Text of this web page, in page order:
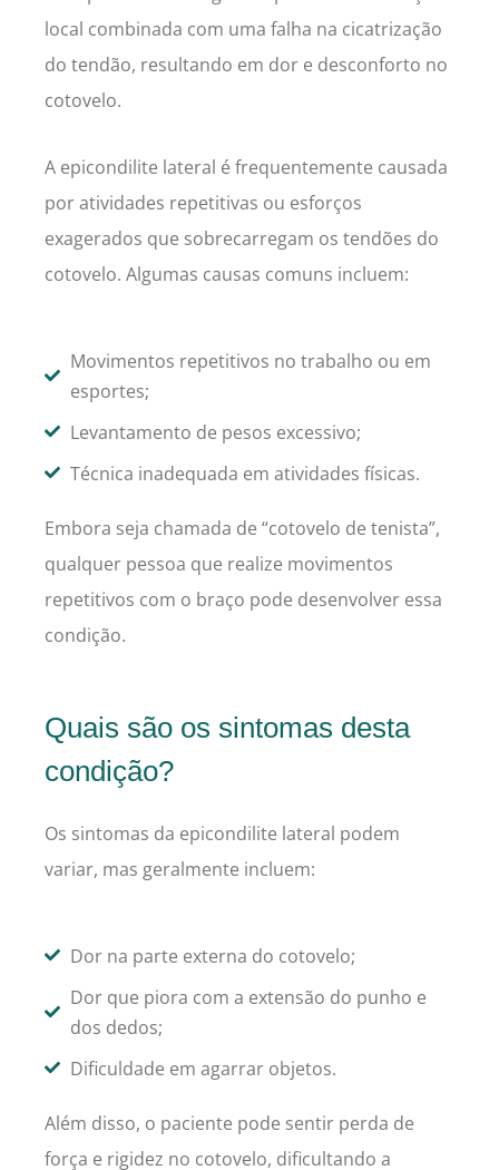
local combinada com uma falha na cicatrização
do tendão, resultando em dor e desconforto no
cotovelo.
A epicondilite lateral é frequentemente causada
por atividades repetitivas ou esforços
exagerados que sobrecarregam os tendões do
cotovelo. Algumas causas comuns incluem:
Movimentos repetitivos no trabalho ou em
esportes;
Levantamento de pesos excessivo;
Técnica inadequada em atividades físicas.
Embora seja chamada de “cotovelo de tenista”,
qualquer pessoa que realize movimentos
repetitivos com o braço pode desenvolver essa
condição.
Quais são os sintomas desta
condição?
Os sintomas da epicondilite lateral podem
variar, mas geralmente incluem:
Dor na parte externa do cotovelo;
Dor que piora com a extensão do punho e
dos dedos;
Dificuldade em agarrar objetos.
Além disso, o paciente pode sentir perda de
força e rigidez no cotovelo, dificultando a